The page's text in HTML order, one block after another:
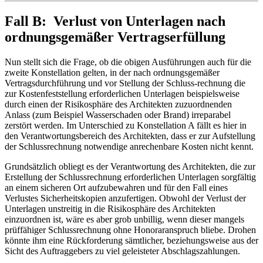
Fall B: Verlust von Unterlagen nach
ordnungsgemäßer Vertragserfüllung
Nun stellt sich die Frage, ob die obigen Ausführungen auch für die
zweite Konstellation gelten, in der nach ordnungs­gemäßer
Vertragsdurchführung und vor Stellung der Schluss-rechnung die
zur Kostenfeststellung erforderlichen Unterlagen beispielsweise
durch einen der Risikosphäre des Architekten zuzuordnenden
Anlass (zum Beispiel Wasserschaden oder Brand) irreparabel
zerstört werden. Im Unterschied zu Konstellation A fällt es hier in
den Verantwortungsbereich des Architekten, dass er zur Aufstellung
der Schlussrechnung notwendige anrechenbare Kosten nicht kennt.
Grundsätzlich obliegt es der Verantwortung des Architekten, die zur
Erstellung der Schlussrechnung erforderlichen Unterlagen sorgfältig
an einem sicheren Ort aufzubewahren und für den Fall eines
Verlustes Sicherheitskopien anzufertigen. Obwohl der Verlust der
Unterlagen unstreitig in die Risikosphäre des Architekten
einzuordnen ist, wäre es aber grob unbillig, wenn dieser mangels
prüffähiger Schlussrechnung ohne Honoraranspruch bliebe. Drohen
könnte ihm eine Rückforderung sämtlicher, beziehungsweise aus der
Sicht des Auftraggebers zu viel geleisteter Abschlagszahlungen.